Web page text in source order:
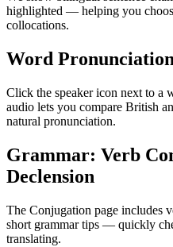
highlighted — helping you
collocations.
Word
Click the speaker icon next to a
audio lets you compare British
natural pronunciation.
Grammar: Verb
Declension
The Conjugation page includes
short grammar tips — quickly
translating.